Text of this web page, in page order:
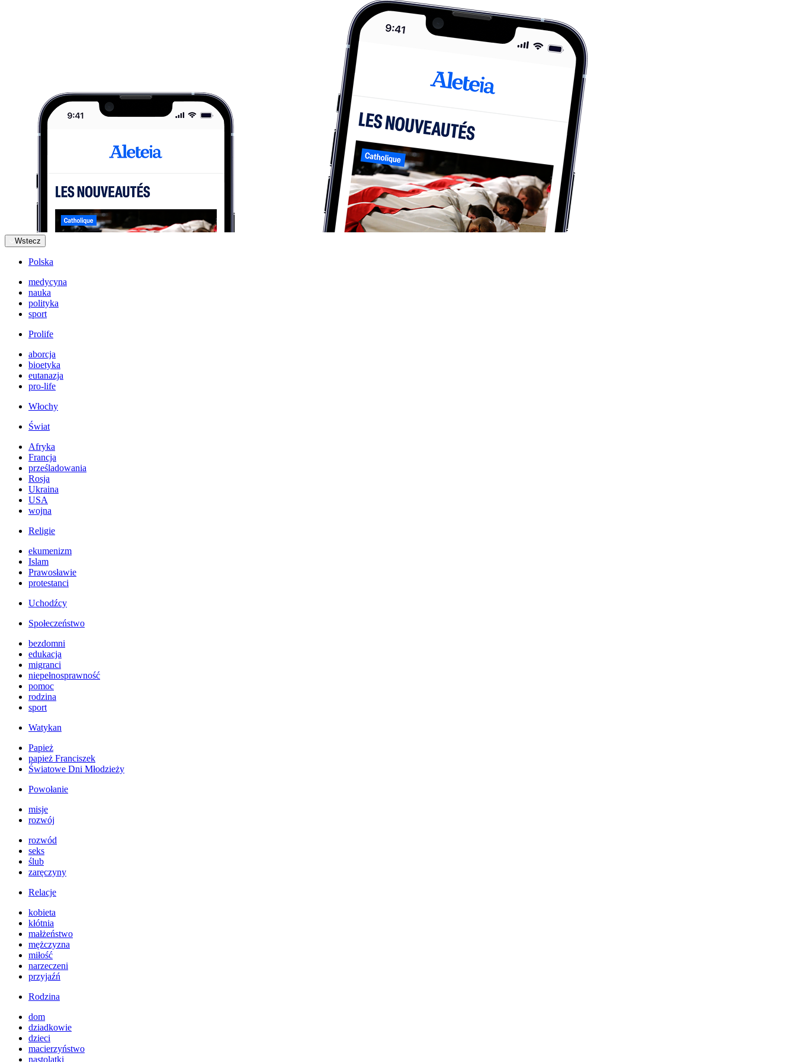
Wstecz
Polska
medycyna
nauka
polityka
sport
Prolife
aborcja
bioetyka
eutanazja
pro-life
Włochy
Świat
Afryka
Francja
prześladowania
Rosja
Ukraina
USA
wojna
Religie
ekumenizm
Islam
Prawosławie
protestanci
Uchodźcy
Społeczeństwo
bezdomni
edukacja
migranci
niepełnosprawność
pomoc
rodzina
sport
Watykan
Papież
papież Franciszek
Światowe Dni Młodzieży
Powołanie
misje
rozwój
rozwód
seks
ślub
zaręczyny
Relacje
kobieta
kłótnia
małżeństwo
mężczyzna
miłość
narzeczeni
przyjaźń
Rodzina
dom
dziadkowie
dzieci
macierzyństwo
nastolatki